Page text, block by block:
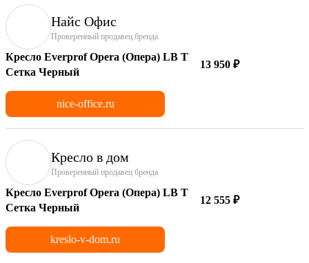
Найс Офис
Проверенный продавец бренда
Кресло Everprof Opera (Опера) LB T
Сетка Черный
13 950 ₽
nice-office.ru
Кресло в дом
Проверенный продавец бренда
Кресло Everprof Opera (Опера) LB T
Сетка Черный
12 555 ₽
kreslo-v-dom.ru